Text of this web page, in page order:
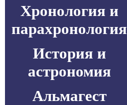
Хронология и
парахронология
История и
астрономия
Альмагест